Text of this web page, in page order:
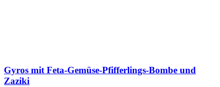
Gyros mit Feta-Gemüse-Pfifferlings-Bombe und
Zaziki